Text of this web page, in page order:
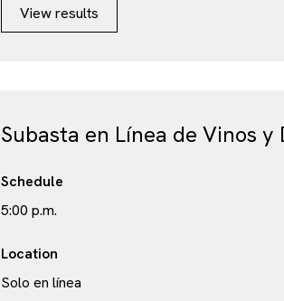
View results
Subasta en Línea de Vinos y
Schedule
5:00 p.m.
Location
Solo en línea